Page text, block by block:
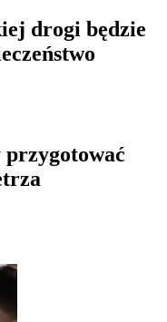
drogi będzie
przygotować